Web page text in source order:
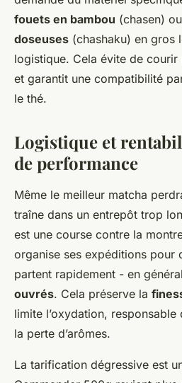
fouets en bambou (chasen)
doseuses (chashaku) en gros
logistique. Cela évite de courir
et garantit une compatibilité
le thé.
Logistique et
de performance
Même le meilleur matcha
traîne dans un entrepôt trop
est une course contre la
organise ses expéditions pour
partent rapidement - en
ouvrés. Cela préserve la
limite l’oxydation, responsable
la perte d’arômes.
La tarification dégressive est